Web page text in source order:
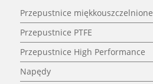
Przepustnice miękkouszczelnione
Przepustnice PTFE
Przepustnice High Performance
Napędy